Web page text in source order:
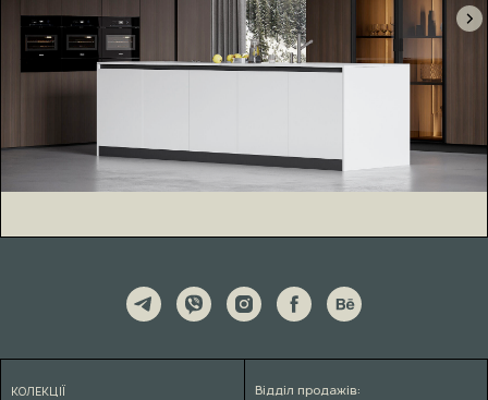
КОЛЕКЦІЇ Відділ продажів: